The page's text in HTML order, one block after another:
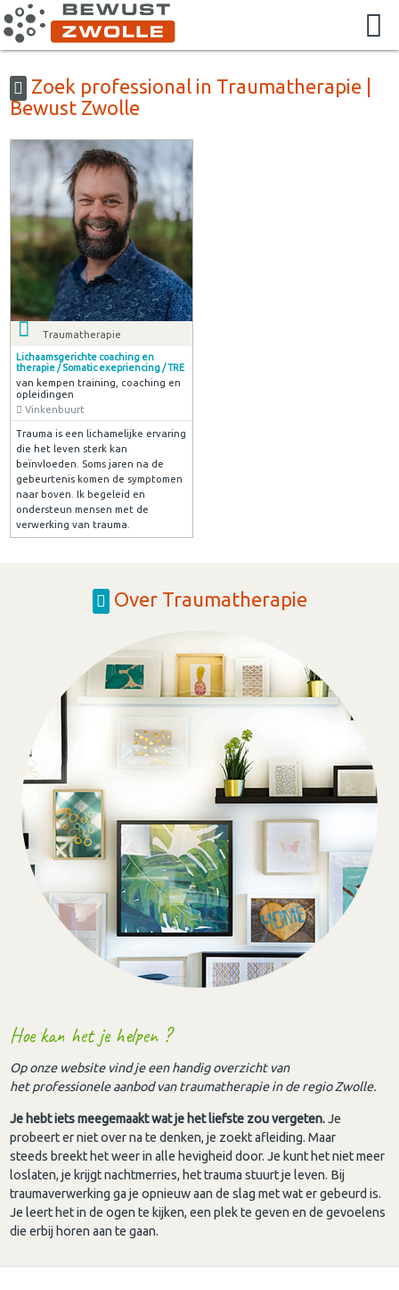
Zoek professional in Traumatherapie |
Bewust Zwolle
Traumatherapie
Lichaamsgerichte coaching en
therapie / Somatic exepriencing / TRE
van kempen training, coaching en
opleidingen
Vinkenbuurt
Trauma is een lichamelijke ervaring
die het leven sterk kan
beïnvloeden. Soms jaren na de
gebeurtenis komen de symptomen
naar boven. Ik begeleid en
ondersteun mensen met de
verwerking van trauma.
Over Traumatherapie
Hoe kan het je helpen ?
Op onze website vind je een handig overzicht van
het professionele aanbod van traumatherapie in de regio Zwolle.
Je hebt iets meegemaakt wat je het liefste zou vergeten.Je
probeert er niet over na te denken, je zoekt afleiding. Maar
steeds breekt het weer in alle hevigheid door. Je kunt het niet meer
loslaten, je krijgt nachtmerries, het trauma stuurt je leven. Bij
traumaverwerking ga je opnieuw aan de slag met wat er gebeurd is.
Je leert het in de ogen te kijken, een plek te geven en de gevoelens
die erbij horen aan te gaan.